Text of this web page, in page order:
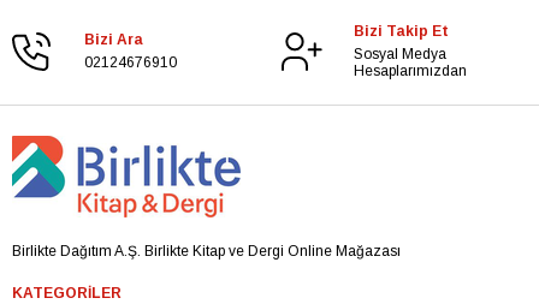
Bizi Ara
02124676910
Bizi Takip Et
Sosyal Medya
Hesaplarımızdan
Birlikte Dağıtım A.Ş. Birlikte Kitap ve Dergi Online Mağazası
KATEGORILER